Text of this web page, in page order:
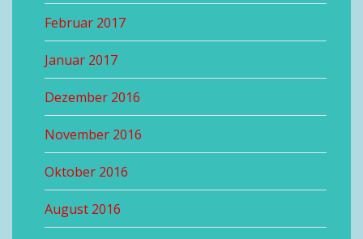
Februar 2017
Januar 2017
Dezember 2016
November 2016
Oktober 2016
August 2016